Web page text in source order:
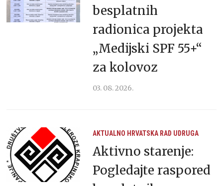
besplatnih
radionica projekta
„Medijski SPF 55+“
za kolovoz
03. 08. 2026.
AKTUALNO HRVATSKA RAD UDRUGA
Aktivno starenje:
Pogledajte raspored